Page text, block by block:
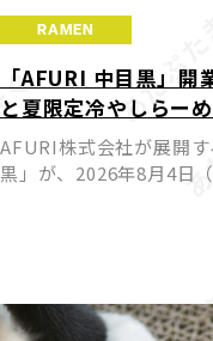
RAMEN
「AFURI 中目黒」
と夏限定冷やしらー
AFURI株式会社が展開
黒」が、2026年8月4日